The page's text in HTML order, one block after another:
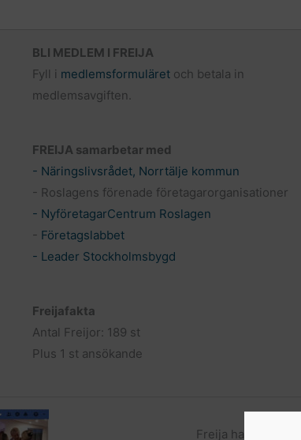
BLI MEDLEM I FREIJA
Fyll i medlemsformuläretoch betala in
medlemsavgiften.
FREIJA samarbetar med
- Näringslivsrådet, Norrtälje kommun
- Roslagens förenade företagarorganisationer
- NyföretagarCentrum Roslagen
- Företagslabbet
- Leader Stockholmsbygd
Freijafakta
Antal Freijor: 189 st
Plus 1 st ansökande
Freija har en sluten